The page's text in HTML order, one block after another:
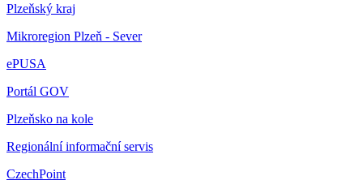
Plzeňský kraj
Mikroregion Plzeň - Sever
ePUSA
Portál GOV
Plzeňsko na kole
Regionální informační servis
CzechPoint